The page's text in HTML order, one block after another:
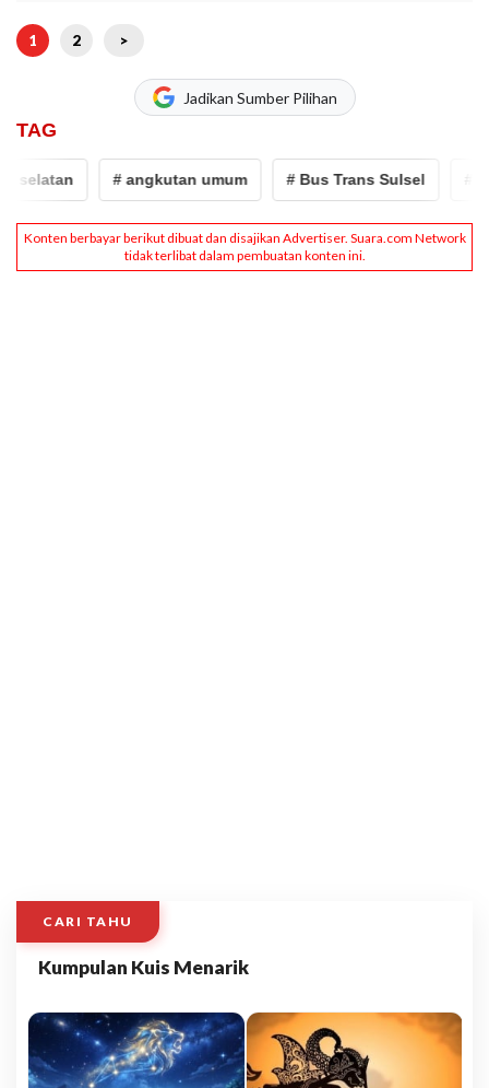
1 2 >
Jadikan Sumber Pilihan
TAG
# angkutan umum # Bus Trans Sulsel #
CARI TAHU
Kumpulan Kuis Menarik